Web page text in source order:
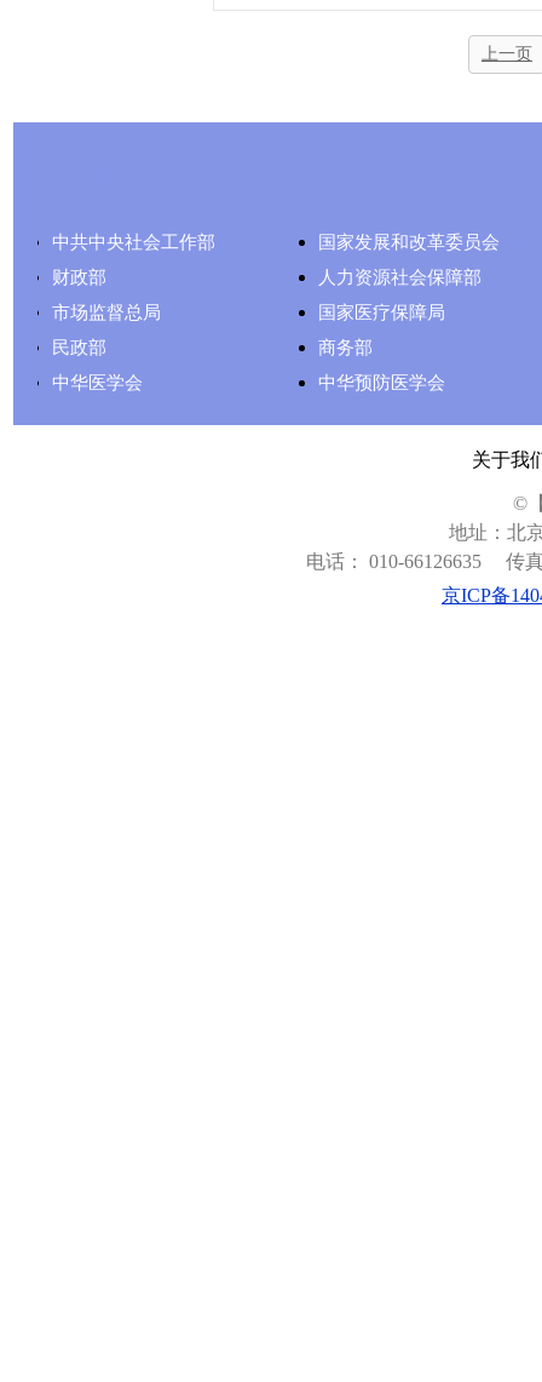
上一页
中共中央社会工作部
国家发展和改革委员会
财政部
人力资源社会保障部
市场监督总局
国家医疗保障局
民政部
商务部
中华医学会
中华预防医学会
关于我
©
地址：北
电话： 010-66126635
传
京ICP备